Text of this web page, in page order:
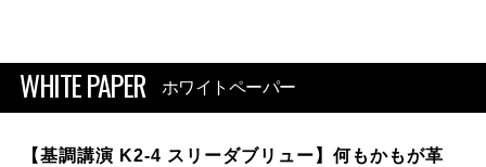
WHITE PAPER ホワイトペーパー
【基調講演 K2-4 スリーダブリュー】何もかもが革